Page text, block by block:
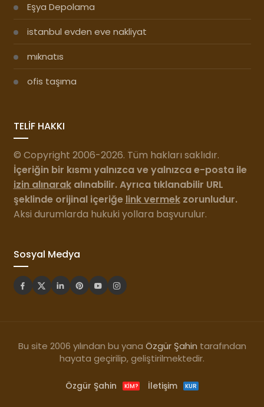
Eşya Depolama
istanbul evden eve nakliyat
mıknatıs
ofis taşıma
TELİF HAKKI
© Copyright 2006-2026. Tüm hakları saklıdır.
İçeriğin bir kısmı yalnızca ve yalnızca e-posta ile
izin alınarakalınabilir. Ayrıca tıklanabilir URL
şeklinde orijinal içeriğe link vermekzorunludur.
Aksi durumlarda hukuki yollara başvurulur.
Sosyal Medya
Bu site 2006 yılından bu yana Özgür Şahin tarafından
hayata geçirilip, geliştirilmektedir.
Özgür Şahin KIM? İletişim KUR